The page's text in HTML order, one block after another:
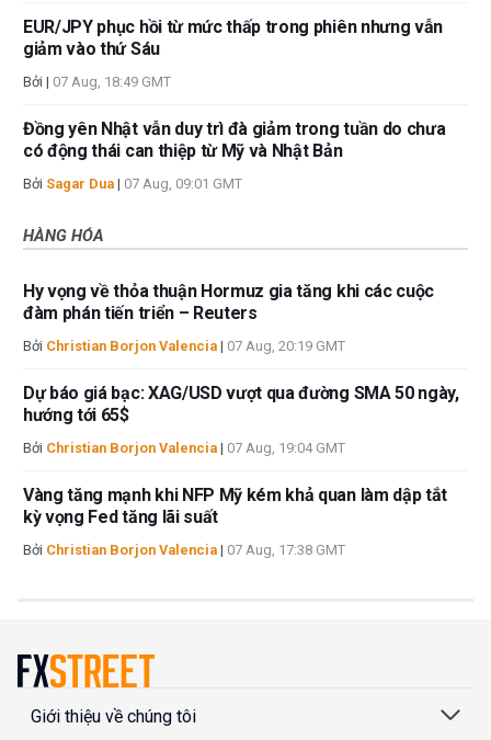
EUR/JPY phục hồi từ mức thấp trong phiên nhưng vẫn
giảm vào thứ Sáu
Bởi | 07 Aug, 18:49 GMT
Đồng yên Nhật vẫn duy trì đà giảm trong tuần do chưa
có động thái can thiệp từ Mỹ và Nhật Bản
Bởi Sagar Dua | 07 Aug, 09:01 GMT
HÀNG HÓA
Hy vọng về thỏa thuận Hormuz gia tăng khi các cuộc
đàm phán tiến triển – Reuters
Bởi Christian Borjon Valencia | 07 Aug, 20:19 GMT
Dự báo giá bạc: XAG/USD vượt qua đường SMA 50 ngày,
hướng tới 65$
Bởi Christian Borjon Valencia | 07 Aug, 19:04 GMT
Vàng tăng mạnh khi NFP Mỹ kém khả quan làm dập tắt
kỳ vọng Fed tăng lãi suất
Bởi Christian Borjon Valencia | 07 Aug, 17:38 GMT
Giới thiệu về chúng tôi